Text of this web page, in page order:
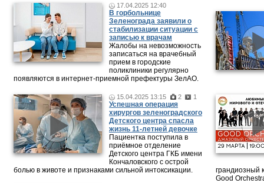
17.04.2025 12:40
В горбольнице
Зеленограда заявили о
стабилизации ситуации с
записью к врачам
Жалобы на невозможность
записаться на врачебный
прием в городские
поликлиники регулярно
появляются в интернет-приемной префектуры ЗелАО.
15.04.2025 13:15 2 1
Успешная операция
хирургов зеленоградского
Детского центра спасла
жизнь 11-летней девочке
Пациентка поступила в
приёмное отделение
Детского центра ГКБ имени
Кончаловского с острой
болью в животе и признаками сильной интоксикации.
грандиозный
Good